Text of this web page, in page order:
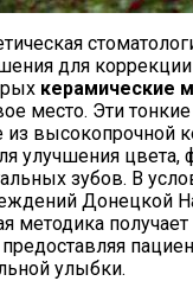
для
керамические
место. Эти тонкие
из высокопрочной
улучшения
зубов. В
Донецкой
методика
предоставляя
улыбки.